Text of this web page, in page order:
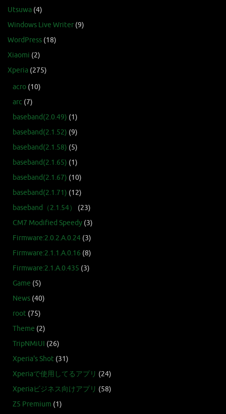
Utsuwa (4)
Windows Live Writer (9)
WordPress (18)
Xiaomi (2)
Xperia (275)
acro (10)
arc (7)
baseband(2.0.49) (1)
baseband(2.1.52) (9)
baseband(2.1.58) (5)
baseband(2.1.65) (1)
baseband(2.1.67) (10)
baseband(2.1.71) (12)
baseband（2.1.54）
(23)
CM7 Modified Speedy (3)
Firmware:2.0.2.A.0.24 (3)
Firmware:2.1.1.A.0.16 (8)
Firmware:2.1.A.0.435 (3)
Game (5)
News (40)
root (75)
Theme (2)
TripNMiUI (26)
Xperia's Shot (31)
Xperiaで使用してるアプリ (24)
Xperiaビジネス向けアプリ (58)
Z5 Premium (1)